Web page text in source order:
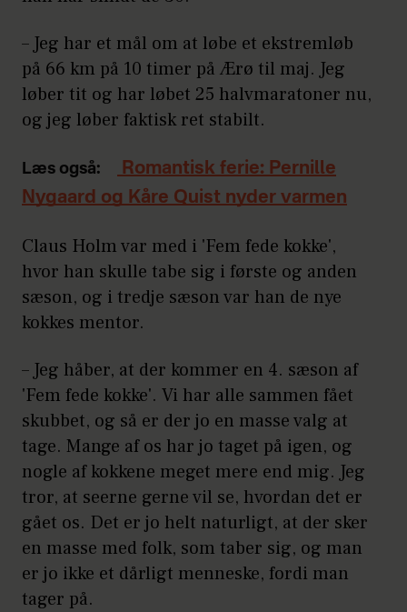
– Jeg har et mål om at løbe et ekstremløb
på 66 km på 10 timer på Ærø til maj. Jeg
løber tit og har løbet 25 halvmaratoner nu,
og jeg løber faktisk ret stabilt.
Læs også:
Romantisk ferie: Pernille
Nygaard og Kåre Quist nyder varmen
Claus Holm var med i 'Fem fede kokke',
hvor han skulle tabe sig i første og anden
sæson, og i tredje sæson var han de nye
kokkes mentor.
– Jeg håber, at der kommer en 4. sæson af
'Fem fede kokke'. Vi har alle sammen fået
skubbet, og så er der jo en masse valg at
tage. Mange af os har jo taget på igen, og
nogle af kokkene meget mere end mig. Jeg
tror, at seerne gerne vil se, hvordan det er
gået os. Det er jo helt naturligt, at der sker
en masse med folk, som taber sig, og man
er jo ikke et dårligt menneske, fordi man
tager på.